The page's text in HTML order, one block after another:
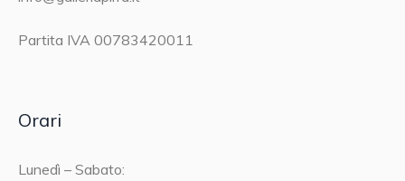
Partita IVA 00783420011
Orari
Lunedì – Sabato: